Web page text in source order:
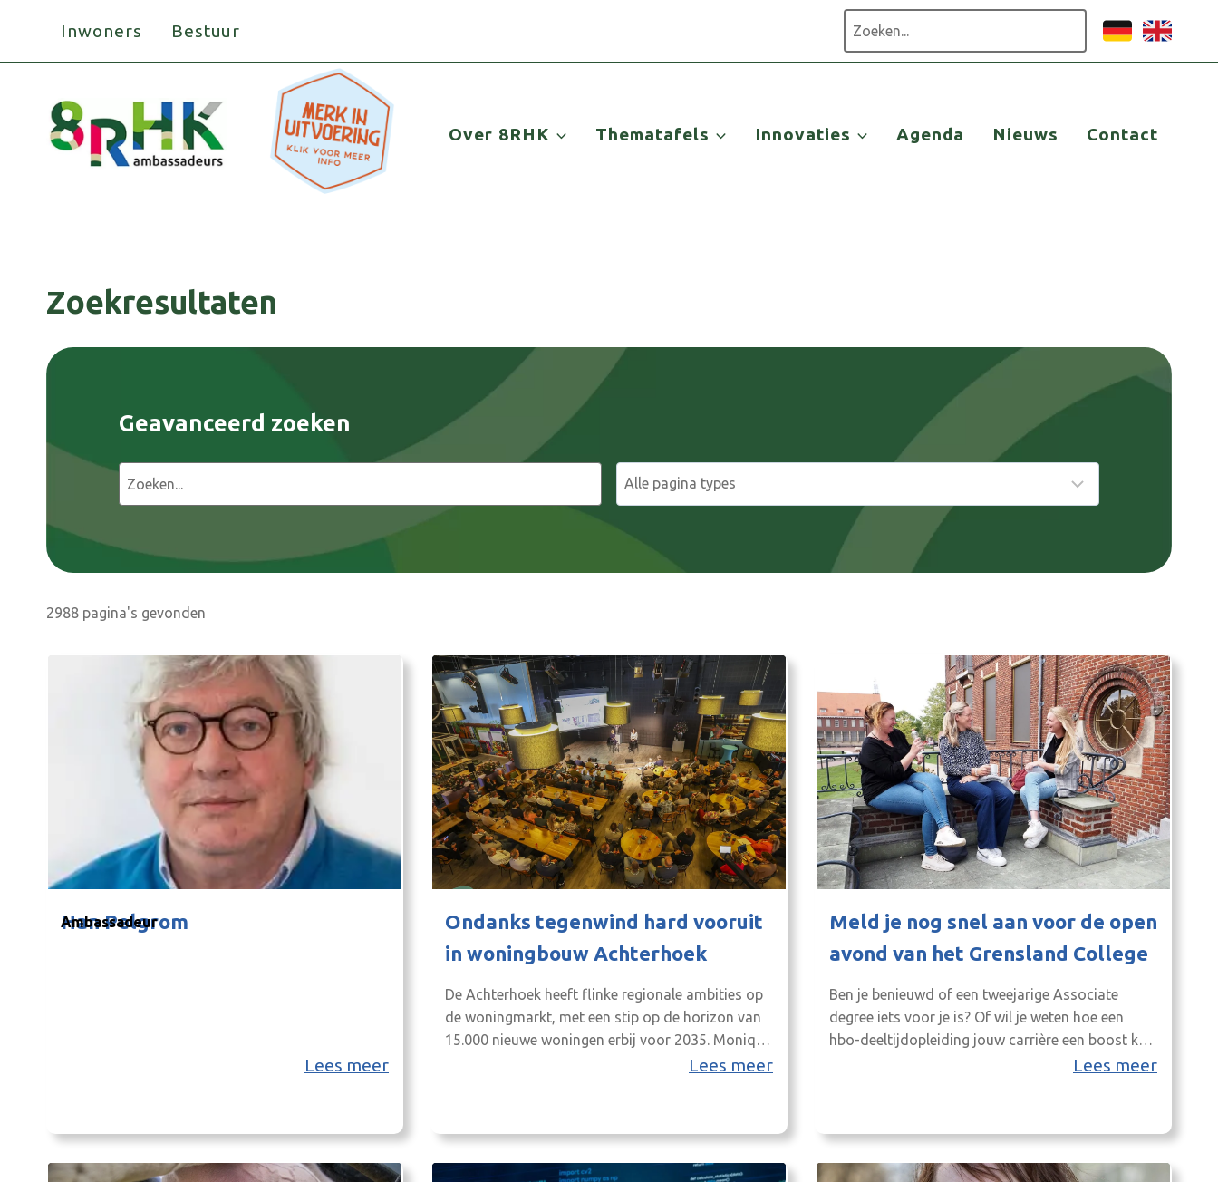
Inwoners Bestuur
Over 8RHK Thematafels Innovaties Agenda Nieuws Contact
Zoekresultaten
Geavanceerd zoeken
Z
2988 pagina's gevonden
Han Pelgrom
Ambassadeur
Lees meer
Ondanks tegenwind hard vooruit
in woningbouw Achterhoek
De Achterhoek heeft flinke regionale ambities op
de woningmarkt, met een stip op de horizon van
15.000 nieuwe woningen erbij voor 2035. Monique
van Haaf, lid van de Landelijke Versnellingstafel
regio’s kunnen van de Achterhoek leren als het
Lees meer
Meld je nog snel aan voor de open
avond van het Grensland College
Ben je benieuwd of een tweejarige Associate
degree iets voor je is? Of wil je weten hoe een
hbo-deeltijdopleiding jouw carrière een boost kan
geven? Dit is dé kans om studenten te spreken, de
de open avond van…
Lees meer